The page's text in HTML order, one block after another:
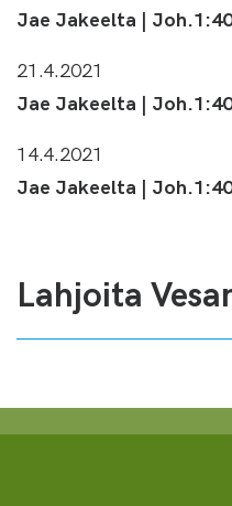
Jae Jakeelta |
21.4.2021
Jae Jakeelta |
14.4.2021
Jae Jakeelta |
Lahjoita